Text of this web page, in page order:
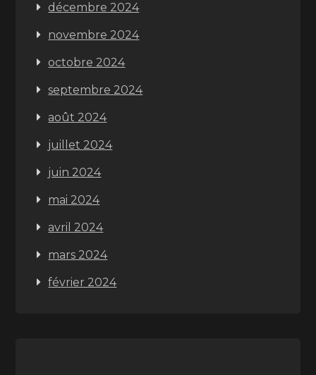
décembre 2024
novembre 2024
octobre 2024
septembre 2024
août 2024
juillet 2024
juin 2024
mai 2024
avril 2024
mars 2024
février 2024